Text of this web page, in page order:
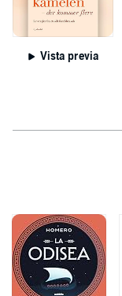
Vista previa